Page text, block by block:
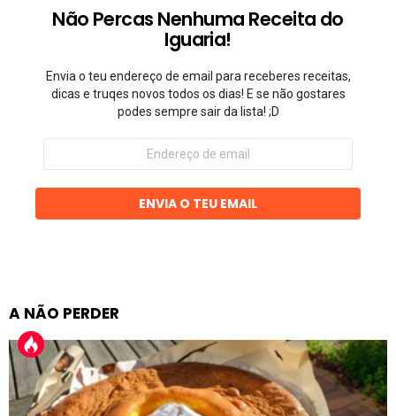
Não Percas Nenhuma Receita do
Iguaria!
Envia o teu endereço de email para receberes receitas,
dicas e truqes novos todos os dias! E se não gostares
podes sempre sair da lista! ;D
Endereço
email
ENVIA O TEU EMAIL
A NÃO PERDER